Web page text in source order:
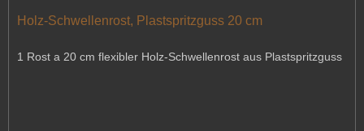
Holz-Schwellenrost, Plastspritzguss 20 cm
1 Rost a 20 cm flexibler Holz-Schwellenrost aus Plastspritzguss